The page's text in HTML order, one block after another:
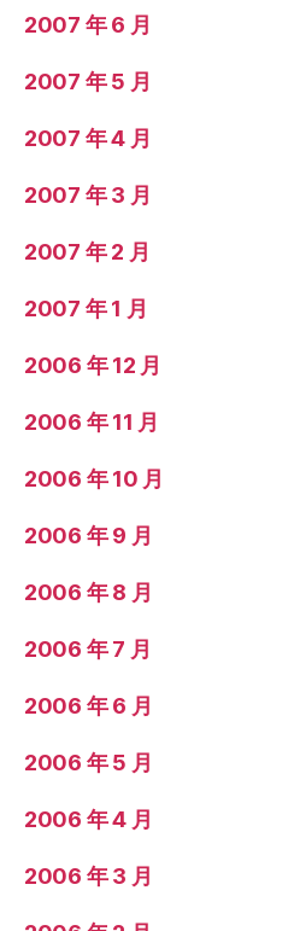
2007 年 6 月
2007 年 5 月
2007 年 4 月
2007 年 3 月
2007 年 2 月
2007 年 1 月
2006 年 12 月
2006 年 11 月
2006 年 10 月
2006 年 9 月
2006 年 8 月
2006 年 7 月
2006 年 6 月
2006 年 5 月
2006 年 4 月
2006 年 3 月